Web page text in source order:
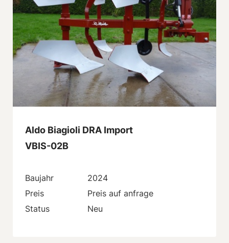
Aldo Biagioli DRA Import
VBIS-02B
Baujahr
2024
Preis
Preis auf anfrage
Status
Neu